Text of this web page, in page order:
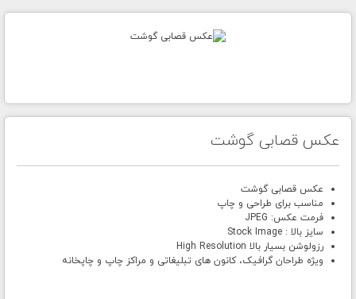
عکس قصابی گوشت
عکس قصابی گوشت
مناسب برای طراحی و چاپ
فرمت عکس: JPEG
سایز بالا : Stock Image
رزولوشن بسیار بالا High Resolution
ویژه طراحان گرافیک، کانون های تبلیغاتی و مراکز چاپ و چاپخانه